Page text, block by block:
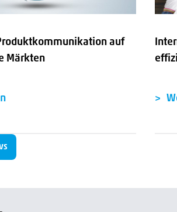
auf
Märkten